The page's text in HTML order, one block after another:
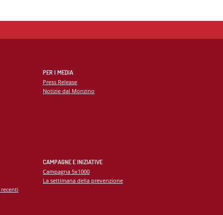
PER I MEDIA
Press Release
Notizie dal Monzino
CAMPAGNE E INIZIATIVE
Campagna 5x1000
La settimana della prevenzione